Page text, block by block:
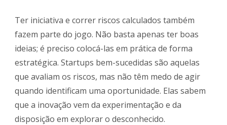
Ter iniciativa e correr riscos calculados também
fazem parte do jogo. Não basta apenas ter boas
ideias; é preciso colocá-las em prática de forma
estratégica. Startups bem-sucedidas são aquelas
que avaliam os riscos, mas não têm medo de agir
quando identificam uma oportunidade. Elas sabem
que a inovação vem da experimentação e da
disposição em explorar o desconhecido.